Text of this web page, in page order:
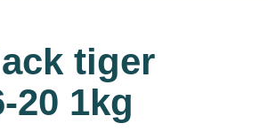
tiger
20 1kg